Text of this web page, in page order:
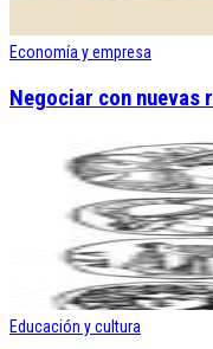
Economía y empresa
Negociar con nuevas
Educación y cultura